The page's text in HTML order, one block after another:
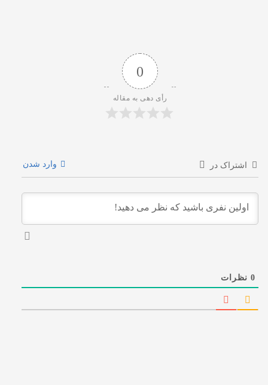
0
رأی دهی به مقاله
اشتراک در وارد شدن
0نظرات